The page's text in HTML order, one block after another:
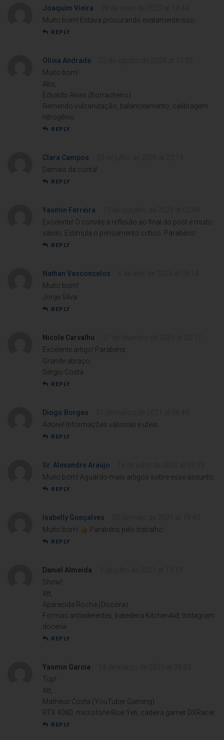
Joaquim Vieira
Muito bom! Estava procurando exatamente isso.
REPLY
Olivia Andrade
Muito bom!
Abs,
Edvaldo Alves (Borracheiro)
Remendo vulcanização, balanceamento, calibragem
nitrogênio
REPLY
Clara Campos
Demais da conta!
REPLY
Yasmin Ferreira
Excelente! O convite à reflexão ao final do post é muito
válido. Estimula o pensamento crítico. Parabéns!
REPLY
Nathan Vasconcelos
Muito bom!
Jorge Silva
REPLY
Nicole Carvalho
Excelente artigo! Parabéns.
Grande abraço,
Sérgio Costa
REPLY
Diogo Borges
Adorei! Informações valiosas e úteis.
REPLY
Sr. Alexandre Araújo
Muito bom! Aguardo mais artigos sobre esse assunto.
REPLY
Isabelly Gonçalves
Muito bom!
Parabéns pelo trabalho.
REPLY
Daniel Almeida
Show!
Att,
Aparecida Rocha (Doceira)
Formas antiaderentes, batedeira KitchenAid, Instagram
doceria
REPLY
Yasmin Garcia
Top!
Att,
Matheus Costa (YouTuber Gaming)
RTX 4080, microfone Blue Yeti, cadeira gamer DXRacer
REPLY